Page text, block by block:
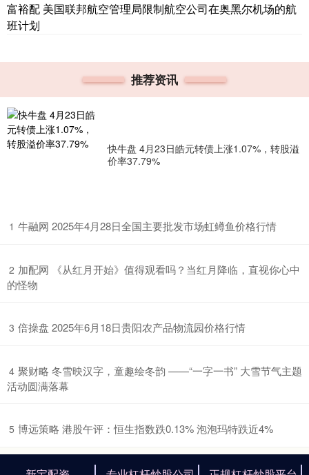
富裕配 美国联邦航空管理局限制航空公司在奥黑尔机场的航
班计划
推荐资讯
快牛盘 4月23日皓元转债上涨1.07%，转股溢
价率37.79%
1 ​牛融网 2025年4月28日全国主要批发市场虹鳟鱼价格行情
2 ​加配网 《从红月开始》值得观看吗？当红月降临，直视你心中
的怪物
3 ​倍操盘 2025年6月18日贵阳农产品物流园价格行情
4 ​聚财略 冬雪映汉字，童趣绘冬韵 ——“一字一书” 大雪节气主题
活动圆满落幕
5 ​博远策略 港股午评：恒生指数跌0.13% 泡泡玛特跌近4%